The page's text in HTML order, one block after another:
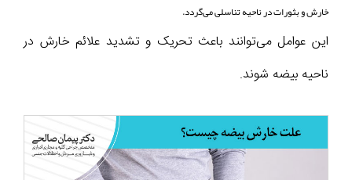
خارش و بثورات در ناحیه تناسلی می‌گردد.
این عوامل می‌توانند باعث تحریک و تشدید علائم خارش در
ناحیه بیضه شوند.